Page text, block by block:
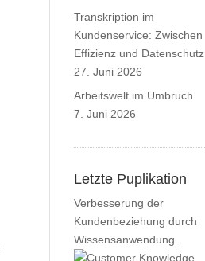
Transkription im
Kundenservice: Zwischen
Effizienz und Datenschutz
27. Juni 2026
Arbeitswelt im Umbruch
7. Juni 2026
Letzte Puplikation
Verbesserung der
Kundenbeziehung durch
Wissensanwendung.